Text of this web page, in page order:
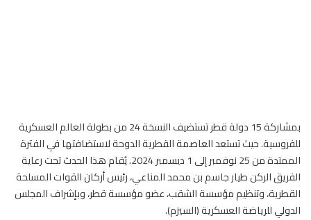
بمشاركة 15 دولة قطر تستضيف النسخة 24 من بطولة العالم العسكرية
للفروسية. حيث تستعد العاصمة القطرية الدوحة لاستضافتها في الفترة
الممتدة من 25 نوفمبر إلى 1 ديسمبر 2024. يُقام هذا الحدث تحت رعاية
الفريق الركن طيار جاسم بن محمد المناعي، رئيس أركان القوات المسلحة
القطرية، وتنظيم مؤسسة الشقب، عضو مؤسسة قطر، وبإشراف المجلس
الدولي للرياضة العسكرية (السيزم).